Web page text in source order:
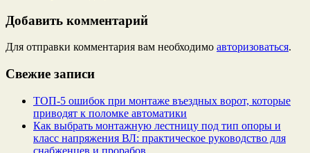
Добавить комментарий
Для отправки комментария вам необходимо авторизоваться.
Свежие записи
ТОП-5 ошибок при монтаже въездных ворот, которые
приводят к поломке автоматики
Как выбрать монтажную лестницу под тип опоры и
класс напряжения ВЛ: практическое руководство для
снабженцев и прорабов